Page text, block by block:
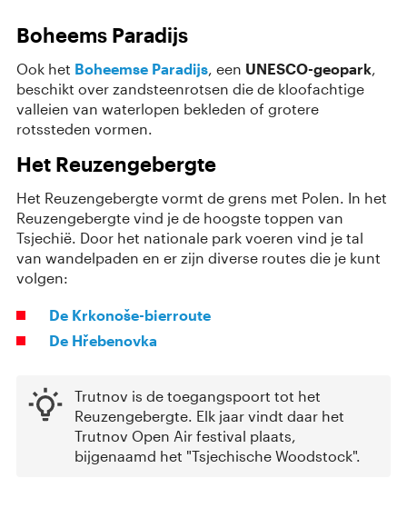
Boheems Paradijs
Ook het Boheemse Paradijs , een UNESCO-geopark
beschikt over zandsteenrotsen die de kloofachtige
valleien van waterlopen bekleden of grotere
rotssteden vormen.
Het Reuzengebergte
Het Reuzengebergte vormt de grens met Polen. In het
Reuzengebergte vind je de hoogste toppen van
Tsjechië. Door het nationale park voeren vind je tal
van wandelpaden en er zijn diverse routes die je kunt
volgen:
De Krkonoše-bierroute
De Hřebenovka
Trutnov is de toegangspoort tot het
Reuzengebergte. Elk jaar vindt daar het
Trutnov Open Air festival plaats,
bijgenaamd het "Tsjechische Woodstock".